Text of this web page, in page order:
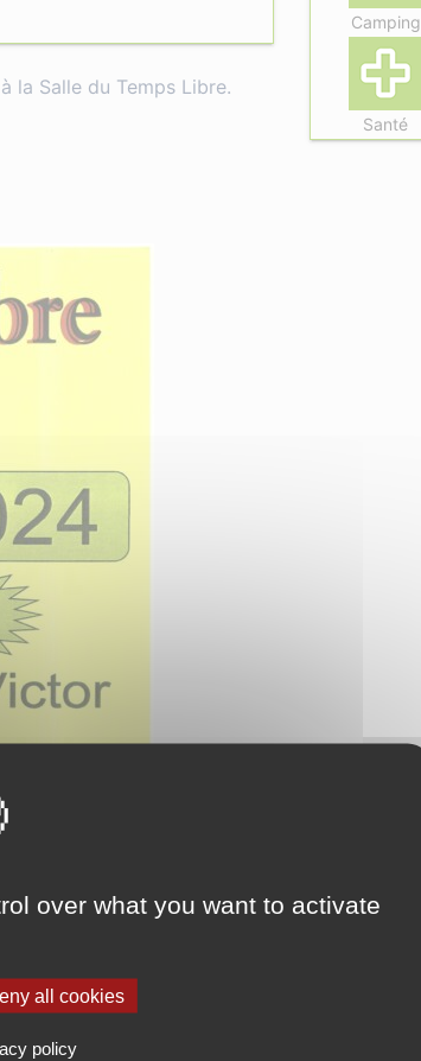
la Salle du Temps Libre.
Camping
Santé
over what you want to activate
all cookies
policy